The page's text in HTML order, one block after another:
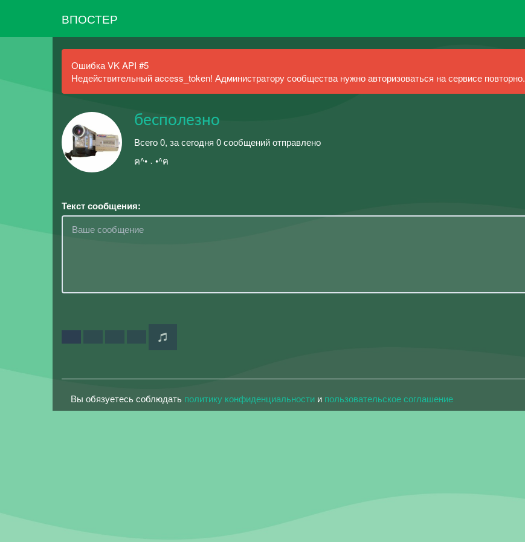
ВПОСТЕР
Ошибка VK API #5
Недействительный access_token! Администратору сообщества нужно авторизоваться на сервисе повторно.
бесполезно
Всего 0, за сегодня 0 сообщений отправлено
ฅ^• ˕ •^ฅ
Текст сообщения:
Вы обязуетесь соблюдать политику конфиденциальности и пользовательское соглашение